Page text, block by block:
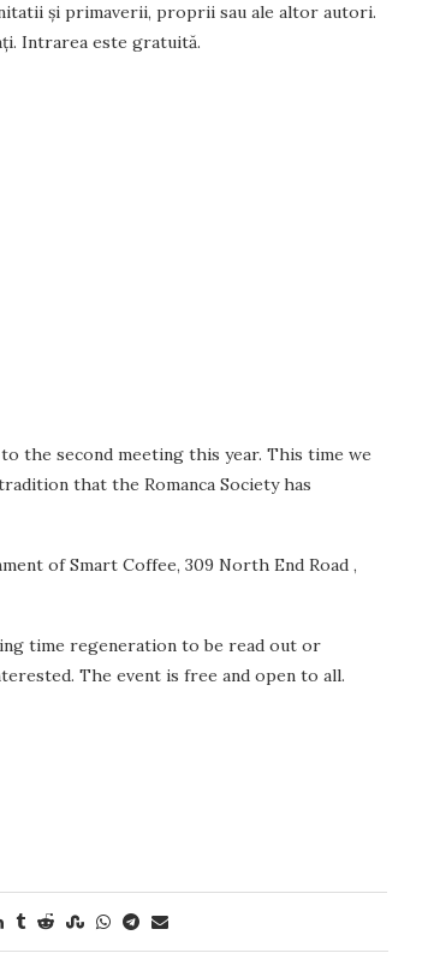
şi primaverii, proprii sau ale altor autori.
Intrarea este gratuită.
the second meeting this year. This time we
that the Romanca Society has
of Smart Coffee, 309 North End Road ,
time regeneration to be read out or
The event is free and open to all.